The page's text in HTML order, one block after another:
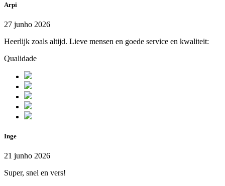
Arpi
27 junho 2026
Heerlijk zoals altijd. Lieve mensen en goede service en kwaliteit:
Qualidade
Inge
21 junho 2026
Super, snel en vers!